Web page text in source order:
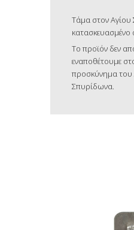
Τάμα στον
Το προϊόν δεν
εναποθέτουμε
προσκύνημα του
Σπυρίδωνα.